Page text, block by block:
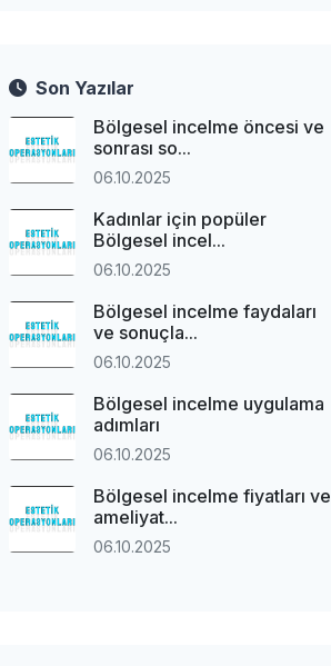
Son Yazılar
Bölgesel incelme öncesi ve
sonrası so...
06.10.2025
Kadınlar için popüler
Bölgesel incel...
06.10.2025
Bölgesel incelme faydaları
ve sonuçla...
06.10.2025
Bölgesel incelme uygulama
adımları
06.10.2025
Bölgesel incelme fiyatları ve
ameliyat...
06.10.2025